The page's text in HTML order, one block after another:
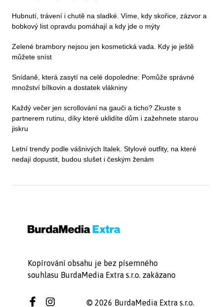
Hubnutí, trávení i chutě na sladké. Víme, kdy skořice, zázvor a
bobkový list opravdu pomáhají a kdy jde o mýty
Zelené brambory nejsou jen kosmetická vada. Kdy je ještě
můžete sníst
Snídaně, která zasytí na celé dopoledne: Pomůže správné
množství bílkovin a dostatek vlákniny
Každý večer jen scrollování na gauči a ticho? Zkuste s
partnerem rutinu, díky které uklidíte dům i zažehnete starou
jiskru
Letní trendy podle vášnivých Italek. Stylové outfity, na které
nedají dopustit, budou slušet i českým ženám
Kopírování obsahu je bez písemného
souhlasu BurdaMedia Extra s.r.o. zakázano
© 2026 BurdaMedia Extra s.r.o.